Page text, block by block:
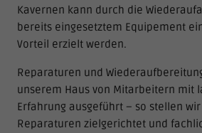
Kavernen kann durch die
bereits eingesetztem Equipement
Vorteil erzielt werden.
Reparaturen und
unserem Haus von Mitarbeitern mit
Erfahrung ausgeführt – so stellen
Reparaturen zielgerichtet und